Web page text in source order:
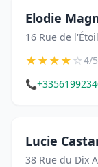
Elodie
16 Rue de
★★★★☆4/5
📞
Lucie
38 Rue du Dix